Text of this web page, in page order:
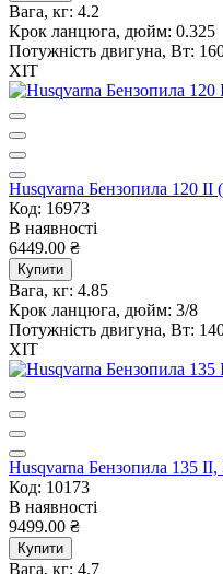
Вага, кг: 4.2
Крок ланцюга, дюйм: 0.325
Потужність двигуна, Вт:
ХІТ
Husqvarna Бензопила 120 II
Код: 16973
В наявності
6449.00 ₴
Купити
Вага, кг: 4.85
Крок ланцюга, дюйм: 3/8
Потужність двигуна, Вт:
ХІТ
Husqvarna Бензопила 135
Код: 10173
В наявності
9499.00 ₴
Купити
Вага, кг: 4.7